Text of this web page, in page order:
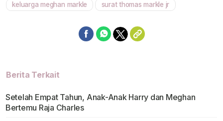
keluarga meghan markle surat thomas markle jr
Berita Terkait
Setelah Empat Tahun, Anak-Anak Harry dan Meghan
Bertemu Raja Charles